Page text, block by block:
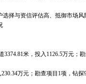
与资信评估高、抵御市场风
米，投入1126.5万元；勘
万元；勘查项目1项，钻探